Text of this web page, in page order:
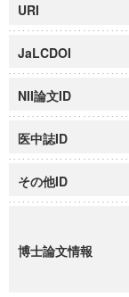
URI
JaLCDOI
NII論文ID
医中誌ID
その他ID
博士論文情報